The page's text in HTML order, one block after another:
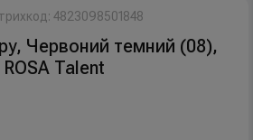
4823098501848
Червоний темний (08),
Talent